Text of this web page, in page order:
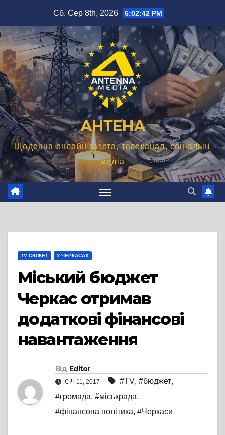
вмісту
Сб. Сер 8th, 2026 6:02:43 PM
АНТЕНА
Щоденна онлайн газета, телеканал, соціальні
медіа
TV СЮЖЕТ У ЧЕРКАСАХ
Міський бюджет
Черкас отримав
додаткові фінансові
навантаження
Від Editor
СІЧ 11, 2017 #TV, #бюджет,
#громада, #міськрада,
#фінансова політика, #Черкаси